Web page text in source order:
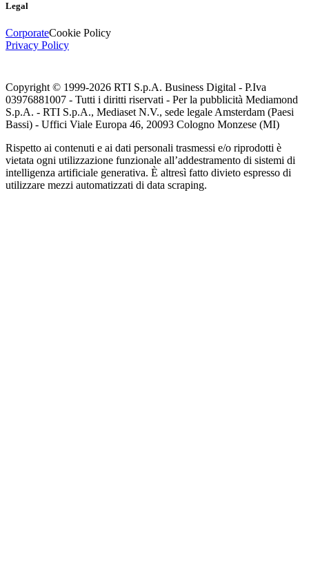
Legal
CorporateCookie Policy
Privacy Policy
Copyright © 1999-2026 RTI S.p.A. Business Digital - P.Iva
03976881007 - Tutti i diritti riservati - Per la pubblicità Mediamond
S.p.A. - RTI S.p.A., Mediaset N.V., sede legale Amsterdam (Paesi
Bassi) - Uffici Viale Europa 46, 20093 Cologno Monzese (MI)
Rispetto ai contenuti e ai dati personali trasmessi e/o riprodotti è
vietata ogni utilizzazione funzionale all’addestramento di sistemi di
intelligenza artificiale generativa. È altresì fatto divieto espresso di
utilizzare mezzi automatizzati di data scraping.